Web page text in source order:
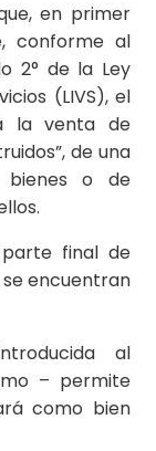
en primer
conforme al
2° de la Ley
(LIVS), el
la venta de
de una
bienes o de
final de
se encuentran
al
– permite
como bien